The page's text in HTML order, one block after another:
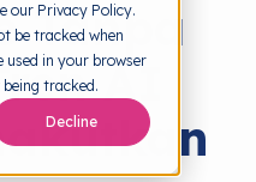
our Privacy Policy.
be tracked when
used in your browser
tracked.
Decline
Tanpa
AI